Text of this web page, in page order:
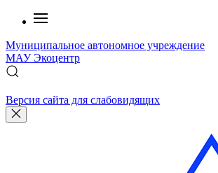
Муниципальное автономное учреждение
МАУЭкоцентр
Версия сайта для слабовидящих